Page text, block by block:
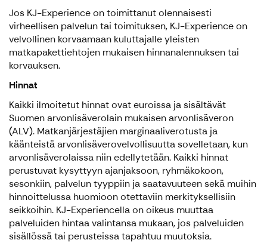
Jos KJ-Experience on toimittanut olennaisesti
virheellisen palvelun tai toimituksen, KJ-Experience on
velvollinen korvaamaan kuluttajalle yleisten
matkapakettiehtojen mukaisen hinnanalennuksen tai
korvauksen.
Hinnat
Kaikki ilmoitetut hinnat ovat euroissa ja sisältävät
Suomen arvonlisäverolain mukaisen arvonlisäveron
(ALV). Matkanjärjestäjien marginaaliverotusta ja
käänteistä arvonlisäverovelvollisuutta sovelletaan, kun
arvonlisäverolaissa niin edellytetään. Kaikki hinnat
perustuvat kysyttyyn ajanjaksoon, ryhmäkokoon,
sesonkiin, palvelun tyyppiin ja saatavuuteen sekä muihin
hinnoittelussa huomioon otettaviin merkityksellisiin
seikkoihin. KJ-Experiencella on oikeus muuttaa
palveluiden hintaa valintansa mukaan, jos palveluiden
sisällössä tai perusteissa tapahtuu muutoksia.